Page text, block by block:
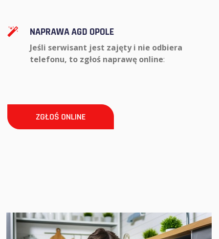
NAPRAWA AGD OPOLE
Jeśli serwisant jest zajęty i nie odbiera
telefonu, to zgłoś naprawę online:
ZGŁOŚ ONLINE